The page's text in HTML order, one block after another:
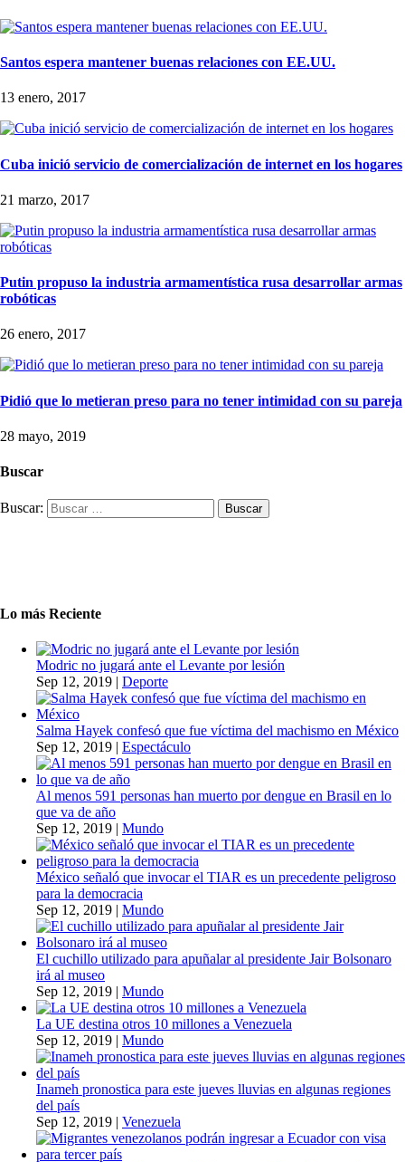
Santos espera mantener buenas relaciones con EE.UU.
13 enero, 2017
Cuba inició servicio de comercialización de internet en los hogares
21 marzo, 2017
Putin propuso la industria armamentística rusa desarrollar armas
robóticas
26 enero, 2017
Pidió que lo metieran preso para no tener intimidad con su pareja
28 mayo, 2019
Buscar
Buscar:
Lo más Reciente
Modric no jugará ante el Levante por lesión
Sep 12, 2019 | Deporte
Salma Hayek confesó que fue víctima del machismo en México
Sep 12, 2019 | Espectáculo
Al menos 591 personas han muerto por dengue en Brasil en lo
que va de año
Sep 12, 2019 | Mundo
México señaló que invocar el TIAR es un precedente peligroso
para la democracia
Sep 12, 2019 | Mundo
El cuchillo utilizado para apuñalar al presidente Jair Bolsonaro
irá al museo
Sep 12, 2019 | Mundo
La UE destina otros 10 millones a Venezuela
Sep 12, 2019 | Mundo
Inameh pronostica para este jueves lluvias en algunas regiones
del país
Sep 12, 2019 | Venezuela